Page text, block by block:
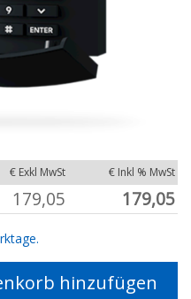
€ Exkl MwSt € Inkl % MwSt
179,05 179,05
hinzufügen